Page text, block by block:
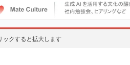
ックすると拡大します